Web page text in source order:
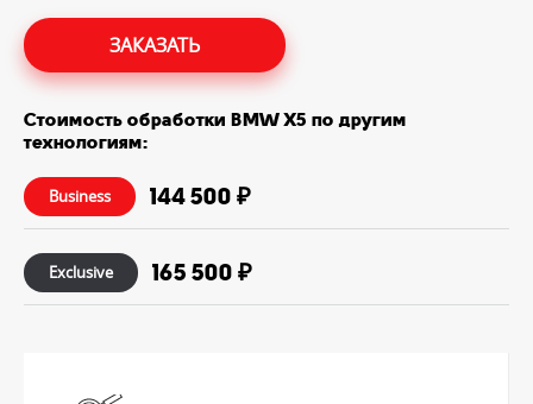
ЗАКАЗАТЬ
Стоимость обработки BMW X5 по другим
технологиям:
Business 144 500 ₽
Exclusive 165 500 ₽